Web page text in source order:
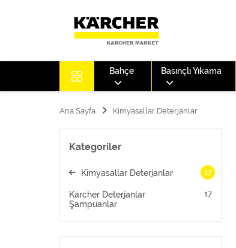
Bahçe Basınçlı Yıkama
Ana Sayfa Kimyasallar Deterjanlar
Kategoriler
Kimyasallar Deterjanlar 17
Karcher Deterjanlar
Şampuanlar
17